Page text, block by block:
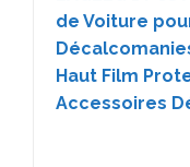
de Voiture
Haut Film
Accessoires